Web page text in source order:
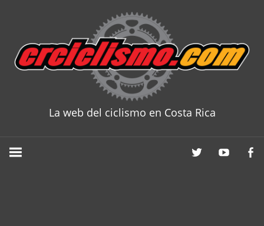
content
La web del ciclismo en Costa Rica